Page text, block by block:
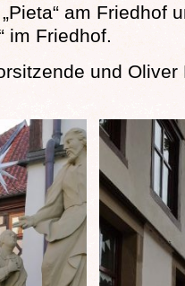
am Friedhof
im Friedhof.
und Oliver